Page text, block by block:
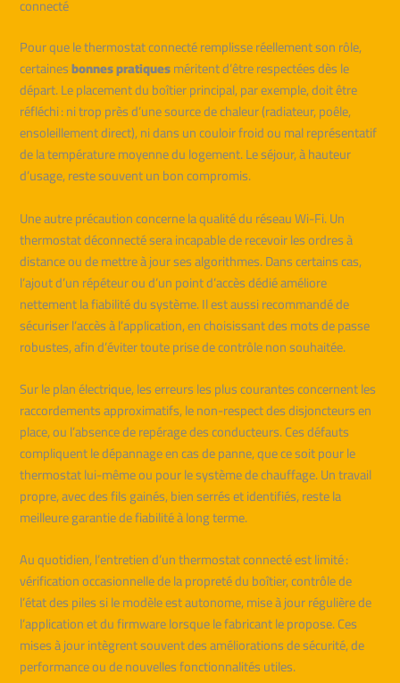
connecté
Pour que le thermostat connecté remplisse réellement son rôle,
certainesbonnes pratiquesméritent d’être respectées dès le
départ. Le placement du boîtier principal, par exemple, doit être
réfléchi : ni trop près d’une source de chaleur (radiateur, poêle,
ensoleillement direct), ni dans un couloir froid ou mal représentatif
de la température moyenne du logement. Le séjour, à hauteur
d’usage, reste souvent un bon compromis.
Une autre précaution concerne la qualité du réseau Wi-Fi. Un
thermostat déconnecté sera incapable de recevoir les ordres à
distance ou de mettre à jour ses algorithmes. Dans certains cas,
l’ajout d’un répéteur ou d’un point d’accès dédié améliore
nettement la fiabilité du système. Il est aussi recommandé de
sécuriser l’accès à l’application, en choisissant des mots de passe
robustes, afin d’éviter toute prise de contrôle non souhaitée.
Sur le plan électrique, les erreurs les plus courantes concernent les
raccordements approximatifs, le non-respect des disjoncteurs en
place, ou l’absence de repérage des conducteurs. Ces défauts
compliquent le dépannage en cas de panne, que ce soit pour le
thermostat lui-même ou pour le système de chauffage. Un travail
propre, avec des fils gainés, bien serrés et identifiés, reste la
meilleure garantie de fiabilité à long terme.
Au quotidien, l’entretien d’un thermostat connecté est limité :
vérification occasionnelle de la propreté du boîtier, contrôle de
l’état des piles si le modèle est autonome, mise à jour régulière de
l’application et du firmware lorsque le fabricant le propose. Ces
mises à jour intègrent souvent des améliorations de sécurité, de
performance ou de nouvelles fonctionnalités utiles.